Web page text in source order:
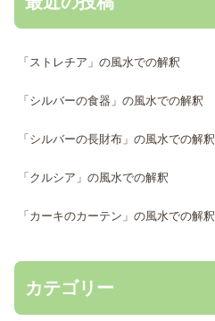
「ストレチア」の風水での解釈
「シルバーの食器」の風水での解釈
「シルバーの長財布」の風水での解釈
「クルシア」の風水での解釈
「カーキのカーテン」の風水での解釈
カテゴリー